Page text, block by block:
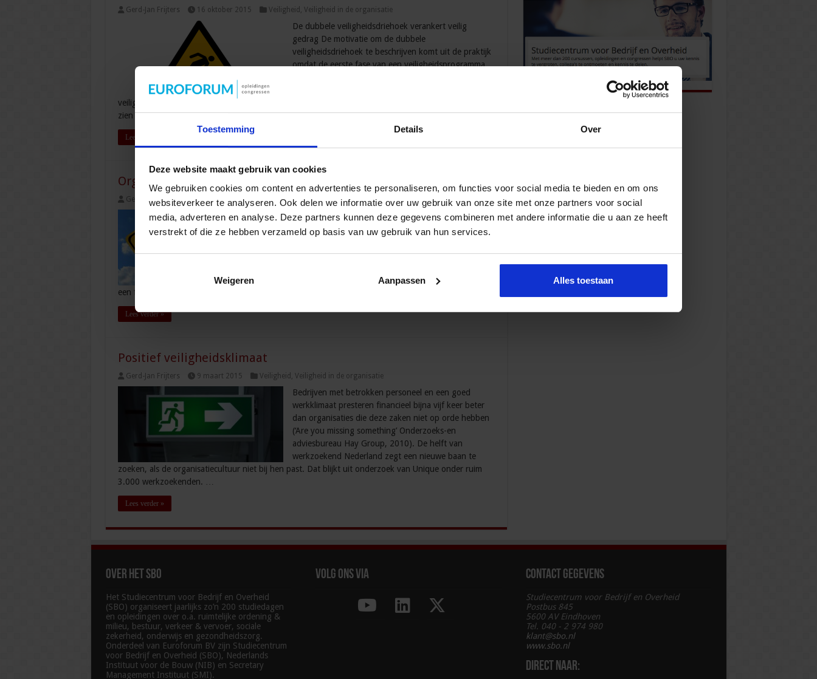
Toestemming Details Over
Deze website maakt gebruik van cookies
We gebruiken cookies om content en advertenties te personaliseren, om functies voor social media te bieden en om ons
websiteverkeer te analyseren. Ook delen we informatie over uw gebruik van onze site met onze partners voor social
media, adverteren en analyse. Deze partners kunnen deze gegevens combineren met andere informatie die u aan ze heeft
verstrekt of die ze hebben verzameld op basis van uw gebruik van hun services.
Weigeren Aanpassen Alles toestaan
Gerd-Jan Frijters 16 oktober 2015 Veiligheid , Veiligheid in de organisatie
De dubbele veiligheidsdriehoek verankert veilig
gedrag De motivatie om de dubbele
veiligheidsdriehoek te beschrijven komt uit de praktijk
omdat de eerste fase van een veiligheidsprogramma
veiligheidscultuur gedaan en er worden trainingen in gang gezet. Het management is enthousiast, we
zien allerhande activiteiten ontstaan …
Lees verder »
Organiseren van veilig werkende teams
Gerd-Jan Frijters 28 september 2015 Veiligheid ,Veiligheid in de organisatie
De optelsom van het veiligheidsgedrag van alle
mensen in een organisatie is de veiligheidscultuur. Een
team waarin de medewerker actief is. In deze blog
sprak een paar jaar geleden een machinebediende in
een fabriek waar grote koperen delen worden gegoten. De man was een kei …
Lees verder »
Positief veiligheidsklimaat
Gerd-Jan Frijters 9 maart 2015 Veiligheid , Veiligheid in de organisatie
Bedrijven met betrokken personeel en een goed
werkklimaat presteren financieel bijna vijf keer beter
dan organisaties die deze zaken niet op orde hebben
(‘Are you missing something’ Onderzoeks-en
adviesbureau Hay Group, 2010). De helft van
werkzoekend Nederland zegt een nieuwe baan te
zoeken, als de organisatiecultuur niet bij hen past. Dat blijkt uit onderzoek van Unique onder ruim
3.000 werkzoekenden. …
Lees verder »
Over het SBO
Het Studiecentrum voor Bedrijf en Overheid
(SBO) organiseert jaarlijks zo’n 200 studiedagen
en opleidingen over o.a. ruimtelijke ordening &
milieu, bestuur, verkeer & vervoer, sociale
zekerheid, onderwijs en gezondheidszorg.
Onderdeel van Euroforum BV zijn Studiecentrum
voor Bedrijf en Overheid (SBO), Nederlands
Instituut voor de Bouw (NIB) en Secretary
Management Instituut (SMI).
Volg ons via Contact gegevens
Studiecentrum voor Bedrijf en Overheid
Postbus 845
5600 AV Eindhoven
Tel. 040 - 2 974 980
klant@sbo.nl
www.sbo.nl
Direct naar: